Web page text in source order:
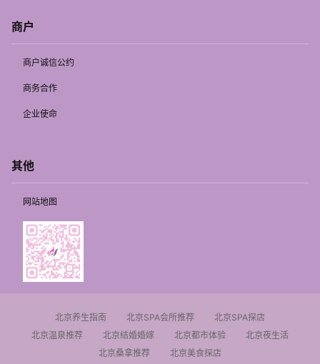
商户
商户诚信公约
商务合作
企业使命
其他
网站地图
北京养生指南 北京SPA会所推荐
北京SPA探店
北京温泉推荐
北京结婚婚嫁 北京都市体验
北京夜生活
北京桑拿推荐
北京美食探店